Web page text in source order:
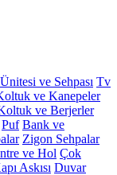
ve Sehpası Tv
ve Kanepeler
ve Berjerler
Puf Bank ve
Zigon Sehpalar
ve Hol Çok
Askısı Duvar